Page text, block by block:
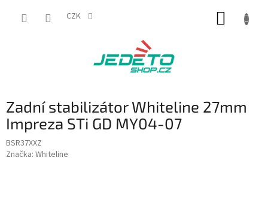
CZK
Zadní stabilizátor Whiteline 27mm
Impreza STi GD MY04-07
BSR37XXZ
Značka: Whiteline